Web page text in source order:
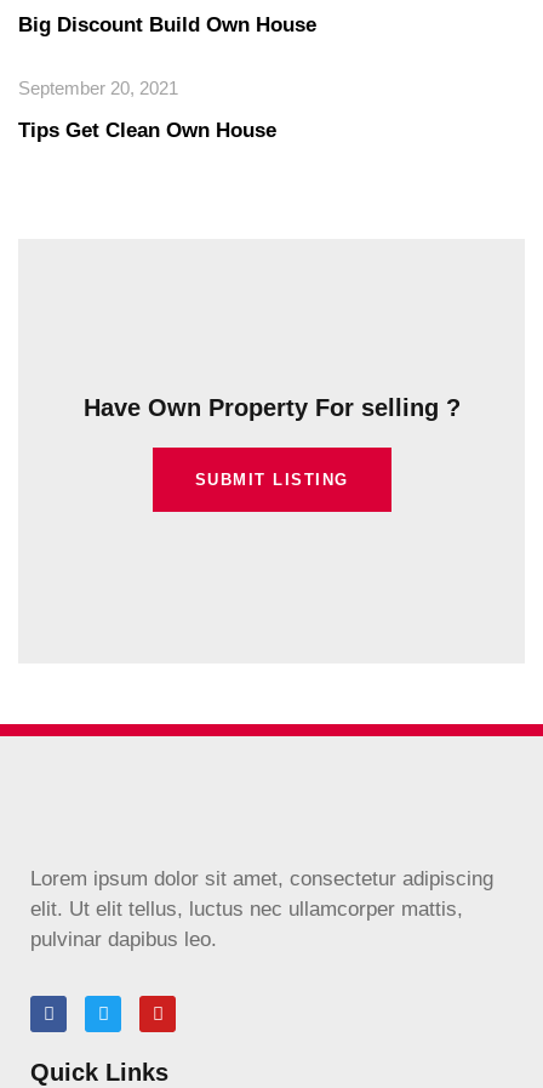
Big Discount Build Own House
September 20, 2021
Tips Get Clean Own House
Have Own Property For selling ?
SUBMIT LISTING
Lorem ipsum dolor sit amet, consectetur adipiscing
elit. Ut elit tellus, luctus nec ullamcorper mattis,
pulvinar dapibus leo.
Quick Links